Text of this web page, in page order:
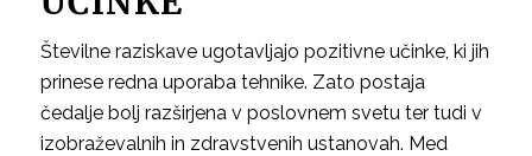
Številne raziskave ugotavljajo pozitivne učinke, ki jih
prinese redna uporaba tehnike. Zato postaja
čedalje bolj razširjena v poslovnem svetu ter tudi v
izobraževalnih in zdravstvenih ustanovah. Med